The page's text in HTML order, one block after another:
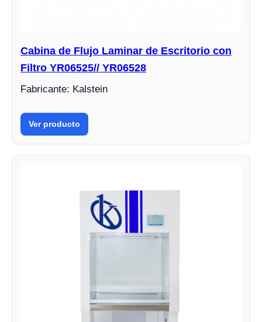
Cabina de Flujo Laminar de Escritorio con
Filtro YR06525// YR06528
Fabricante: Kalstein
Ver producto